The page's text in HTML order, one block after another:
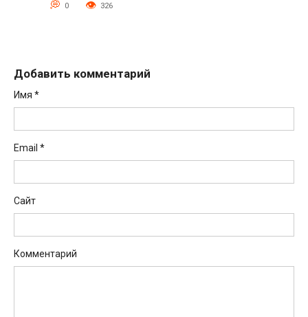
0 326
Добавить комментарий
Имя *
Email *
Сайт
Комментарий